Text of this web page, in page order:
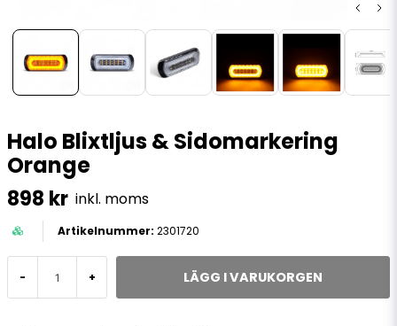
Halo Blixtljus & Sidomarkering
Orange
898 kr inkl. moms
2301720
- + LÄGG I VARUKORGEN